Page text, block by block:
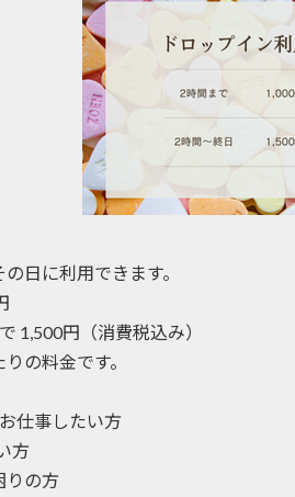
日に利用できます。
1,500円（消費税込み）
の料金です。
仕事したい方
方
りの方